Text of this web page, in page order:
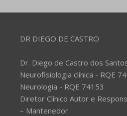
DR DIEGO DE CASTRO
Dr. Diego de Castro dos
Neurofisiologia clínica - RQE
Neurologia - RQE 74153
Diretor Clínico Autor e
– Mantenedor.